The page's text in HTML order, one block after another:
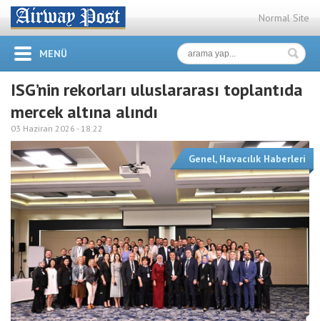
Normal Site
MENÜ
ISG’nin rekorları uluslararası toplantıda
mercek altına alındı
03 Haziran 2026 - 18:22
Genel, Havacılık Haberleri